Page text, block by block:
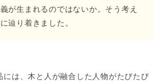
が生まれるのではないか。そう考え
辿り着きました。
は、木と人が融合した人物がたびたび